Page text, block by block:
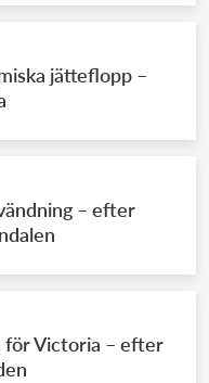
jätteflopp –
– efter
för Victoria – efter